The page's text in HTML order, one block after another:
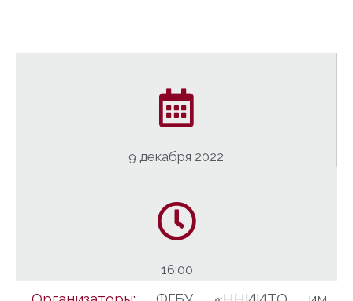
9 декабря 2022
16:00